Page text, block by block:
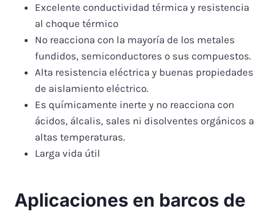
Excelente conductividad térmica y resistencia
al choque térmico
No reacciona con la mayoría de los metales
fundidos, semiconductores o sus compuestos.
Alta resistencia eléctrica y buenas propiedades
de aislamiento eléctrico.
Es químicamente inerte y no reacciona con
ácidos, álcalis, sales ni disolventes orgánicos a
altas temperaturas.
Larga vida útil
Aplicaciones en barcos de